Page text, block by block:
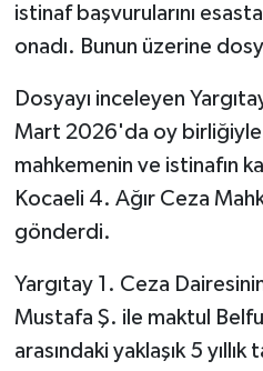
istinaf başvurularını
onadı. Bunun üzerine
Dosyayı inceleyen
Mart 2026'da oy birliğiyle
mahkemenin ve istinafın
Kocaeli 4. Ağır Ceza
gönderdi.
Yargıtay 1. Ceza
Mustafa Ş. ile maktul
arasındaki yaklaşık 5 yıllık